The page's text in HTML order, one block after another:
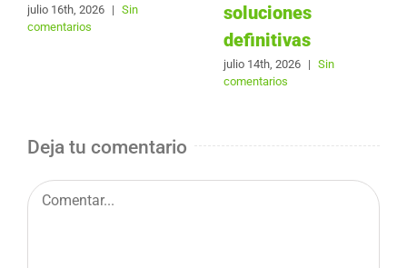
julio 16th, 2026 | Sin
comentarios
soluciones
definitivas
julio 14th, 2026 | Sin
comentarios
Deja tu comentario
Comentar